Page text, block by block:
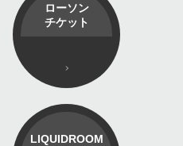
ローソン
チケット
LIQUIDROOM